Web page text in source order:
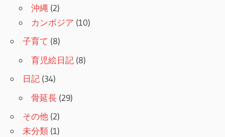
沖縄 (2)
カンボジア (10)
子育て (8)
育児絵日記 (8)
日記 (34)
骨延長 (29)
その他 (2)
未分類 (1)